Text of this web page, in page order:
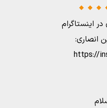
اینستاگرام
انصاری:
https://